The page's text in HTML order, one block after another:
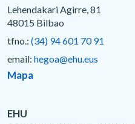
Lehendakari Agirre, 81
48015 Bilbao
tfno.: (34) 94 601 70 91
email: hegoa@ehu.eus
Mapa
EHU